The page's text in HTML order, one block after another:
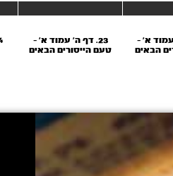
עמוד א' -
הבאים
23. דף ה' עמוד א' -
טעם הייסורים הבאים